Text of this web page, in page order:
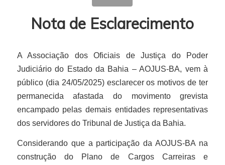
Nota de Esclarecimento
A Associação dos Oficiais de Justiça do Poder
Judiciário do Estado da Bahia – AOJUS-BA, vem à
público (dia 24/05/2025) esclarecer os motivos de ter
permanecida afastada do movimento grevista
encampado pelas demais entidades representativas
dos servidores do Tribunal de Justiça da Bahia.
Considerando que a participação da AOJUS-BA na
construção do Plano de Cargos Carreiras e